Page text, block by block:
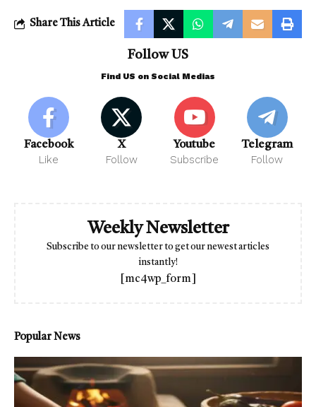
Share This Article
Follow US
Find US on Social Medias
Facebook
Like
X
Follow
Youtube
Subscribe
Telegram
Follow
Weekly Newsletter
Subscribe to our newsletter to get our newest articles
instantly!
[mc4wp_form]
Popular News